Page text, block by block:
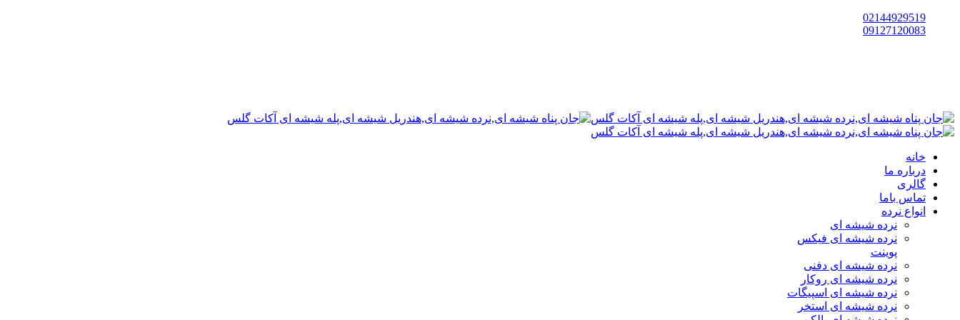
02144929519
09127120083
خانه
درباره ما
گالری
تماس باما
انواع نرده
نرده شیشه ای
نرده شیشه ای فیکس
پوینت
نرده شیشه ای دفنی
نرده شیشه ای روکار
نرده شیشه ای اسپیگات
نرده شیشه ای استخر